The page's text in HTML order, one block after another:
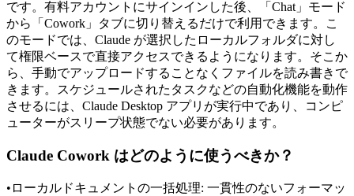
です。有料アカウントにサインインした後、「Chat」モード
から「Cowork」タブに切り替えるだけで利用できます。こ
のモードでは、Claude が選択したローカルフォルダに対し
て権限ベースで直接アクセスできるようになります。そこか
ら、手動でアップロードすることなくファイルを読み書きで
きます。スケジュールされたタスクなどの自動化機能を動作
させるには、Claude Desktop アプリが実行中であり、コンピ
ューターがスリープ状態でない必要があります。
Claude Cowork はどのように使うべきか？
• ローカルドキュメントの一括処理: 一貫性のないフォーマッ